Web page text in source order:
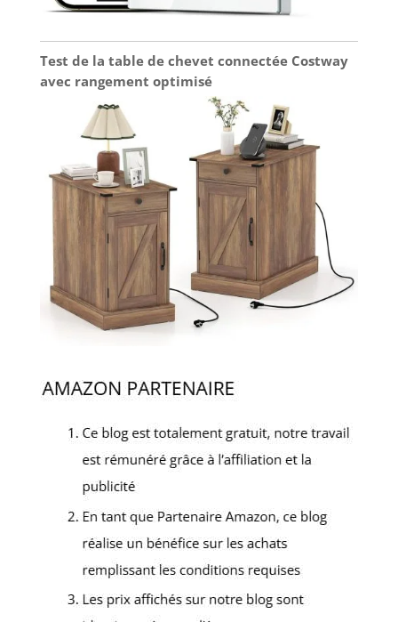
Test de la table de chevet connectée Costway
avec rangement optimisé